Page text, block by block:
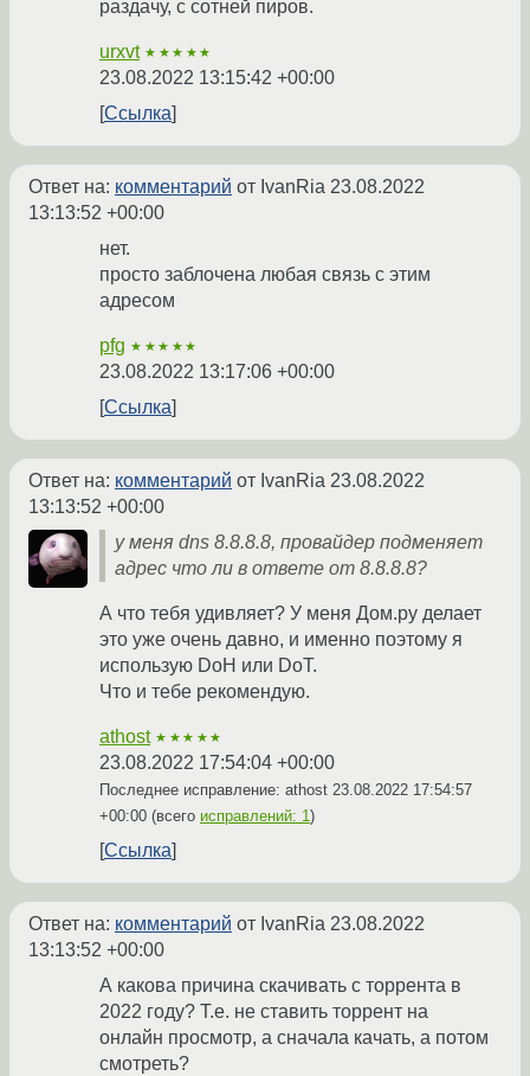
раздачу, с сотней пиров.
urxvt ★★★★★
23.08.2022 13:15:42 +00:00
Ссылка
Ответ на: комментарий от IvanRia 23.08.2022
13:13:52 +00:00
нет.
просто заблочена любая связь с этим
адресом
pfg ★★★★★
23.08.2022 13:17:06 +00:00
Ссылка
Ответ на: комментарий от IvanRia 23.08.2022
13:13:52 +00:00
у меня dns 8.8.8.8, провайдер подменяет
адрес что ли в ответе от 8.8.8.8?
А что тебя удивляет? У меня Дом.ру делает
это уже очень давно, и именно поэтому я
использую DoH или DoT.
Что и тебе рекомендую.
athost ★★★★★
23.08.2022 17:54:04 +00:00
Последнее исправление: athost 23.08.2022 17:54:57
+00:00 (всего исправлений: 1)
Ссылка
Ответ на: комментарий от IvanRia 23.08.2022
13:13:52 +00:00
А какова причина скачивать с торрента в
2022 году? Т.е. не ставить торрент на
онлайн просмотр, а сначала качать, а потом
смотреть?